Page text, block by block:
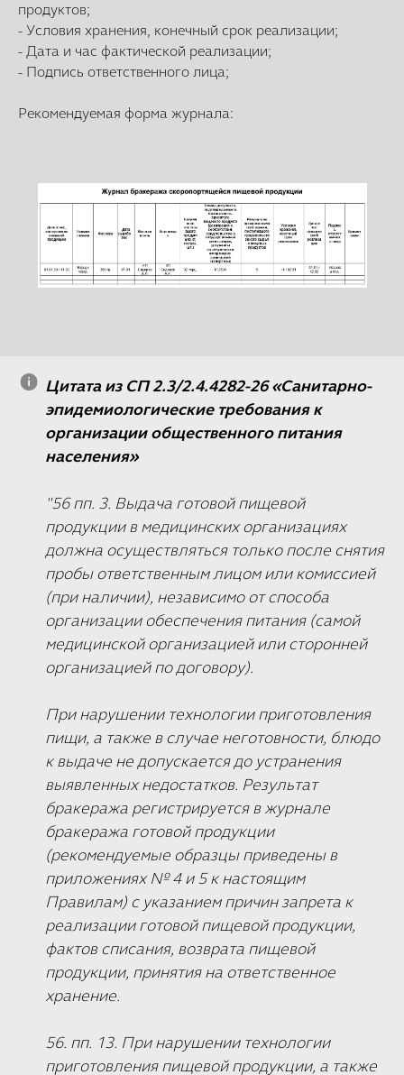
продуктов;
- Условия хранения, конечный срок реализации;
- Дата и час фактической реализации;
- Подпись ответственного лица;
Рекомендуемая форма журнала:
Цитата из СП 2.3/2.4.4282-26 «Санитарно-
эпидемиологические требования к
организации общественного питания
населения»
"56 пп. 3. Выдача готовой пищевой
продукции в медицинских организациях
должна осуществляться только после снятия
пробы ответственным лицом или комиссией
(при наличии), независимо от способа
организации обеспечения питания (самой
медицинской организацией или сторонней
организацией по договору).
При нарушении технологии приготовления
пищи, а также в случае неготовности, блюдо
к выдаче не допускается до устранения
выявленных недостатков. Результат
бракеража регистрируется в журнале
бракеража готовой продукции
(рекомендуемые образцы приведены в
приложениях № 4 и 5 к настоящим
Правилам) с указанием причин запрета к
реализации готовой пищевой продукции,
фактов списания, возврата пищевой
продукции, принятия на ответственное
хранение.
56. пп. 13. При нарушении технологии
приготовления пищевой продукции, а также